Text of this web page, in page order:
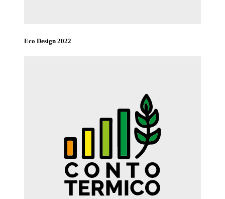
Eco Design 2022